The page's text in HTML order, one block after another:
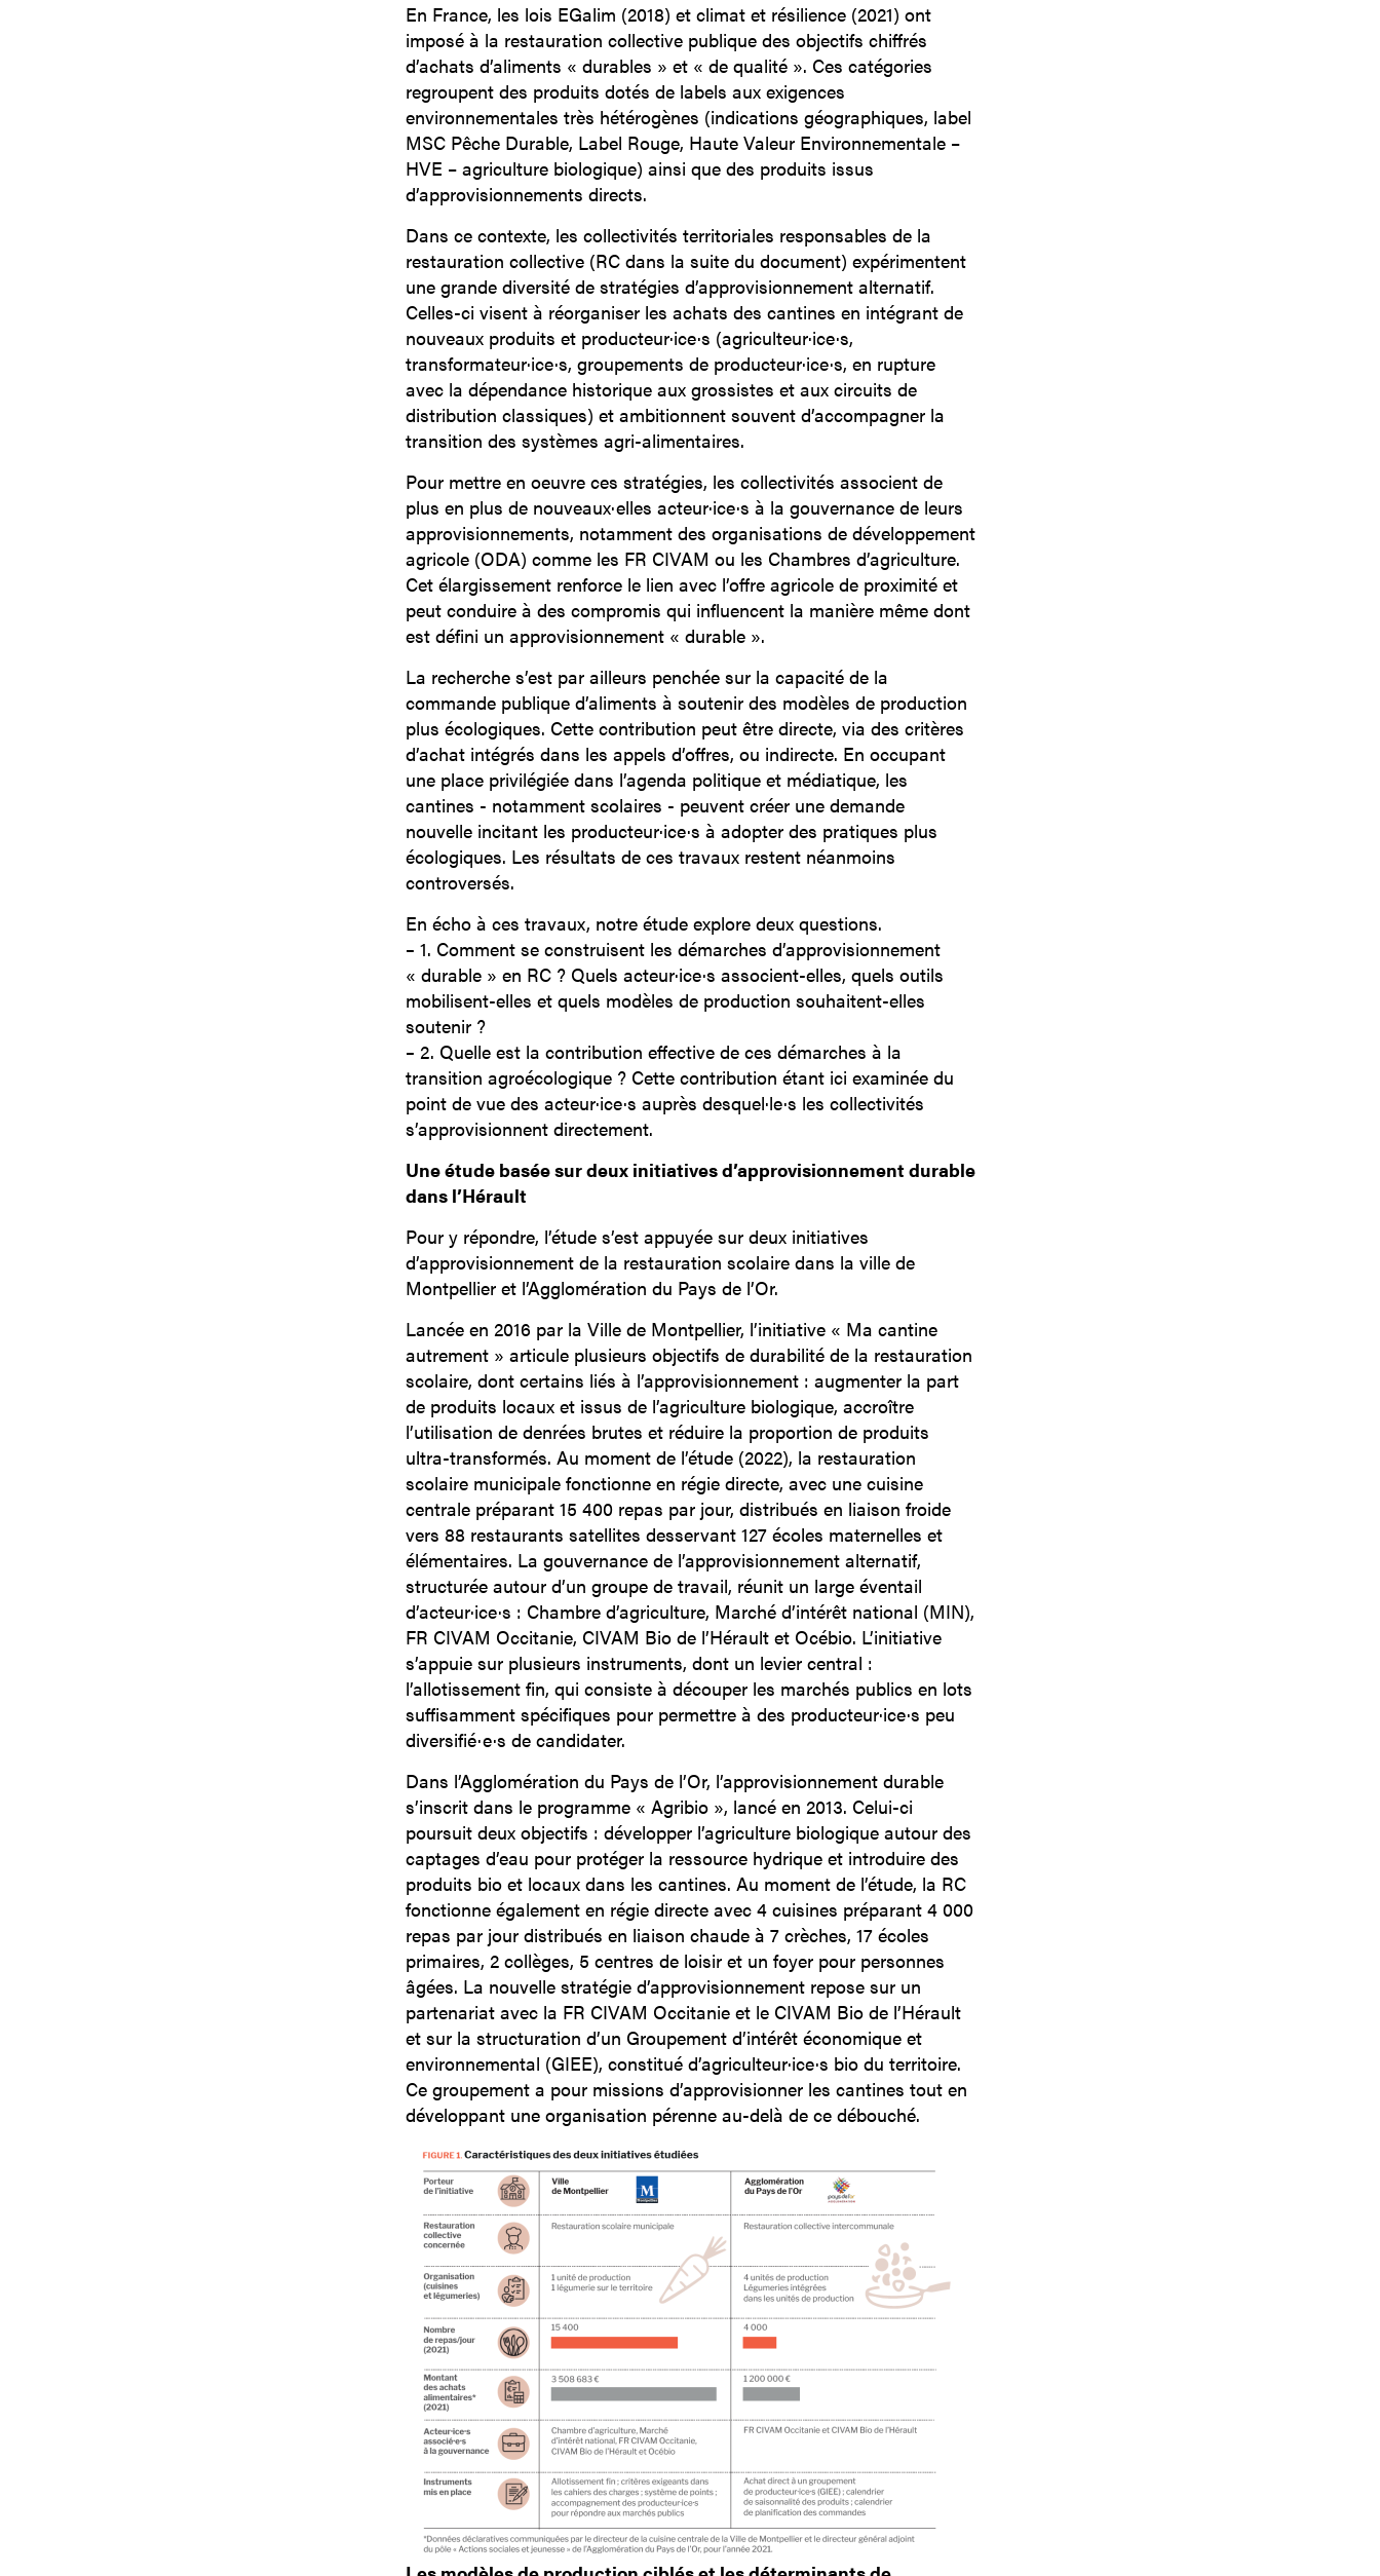
En France, les lois EGalim (2018) et climat et résilience (2021) ont
imposé à la restauration collective publique des objectifs chiffrés
d’achats d’aliments « durables » et « de qualité ». Ces catégories
regroupent des produits dotés de labels aux exigences
environnementales très hétérogènes (indications géographiques, label
MSC Pêche Durable, Label Rouge, Haute Valeur Environnementale –
HVE – agriculture biologique) ainsi que des produits issus
d’approvisionnements directs.
Dans ce contexte, les collectivités territoriales responsables de la
restauration collective (RC dans la suite du document) expérimentent
une grande diversité de stratégies d’approvisionnement alternatif.
Celles-ci visent à réorganiser les achats des cantines en intégrant de
nouveaux produits et producteur·ice·s (agriculteur·ice·s,
transformateur·ice·s, groupements de producteur·ice·s, en rupture
avec la dépendance historique aux grossistes et aux circuits de
distribution classiques) et ambitionnent souvent d’accompagner la
transition des systèmes agri-alimentaires.
Pour mettre en oeuvre ces stratégies, les collectivités associent de
plus en plus de nouveaux·elles acteur·ice·s à la gouvernance de leurs
approvisionnements, notamment des organisations de développement
agricole (ODA) comme les FR CIVAM ou les Chambres d’agriculture.
Cet élargissement renforce le lien avec l’offre agricole de proximité et
peut conduire à des compromis qui influencent la manière même dont
est défini un approvisionnement « durable ».
La recherche s’est par ailleurs penchée sur la capacité de la
commande publique d’aliments à soutenir des modèles de production
plus écologiques. Cette contribution peut être directe, via des critères
d’achat intégrés dans les appels d’offres, ou indirecte. En occupant
une place privilégiée dans l’agenda politique et médiatique, les
cantines - notamment scolaires - peuvent créer une demande
nouvelle incitant les producteur·ice·s à adopter des pratiques plus
écologiques. Les résultats de ces travaux restent néanmoins
controversés.
En écho à ces travaux, notre étude explore deux questions.
– 1. Comment se construisent les démarches d’approvisionnement
« durable » en RC ? Quels acteur·ice·s associent-elles, quels outils
mobilisent-elles et quels modèles de production souhaitent-elles
soutenir ?
– 2. Quelle est la contribution effective de ces démarches à la
transition agroécologique ? Cette contribution étant ici examinée du
point de vue des acteur·ice·s auprès desquel·le·s les collectivités
s’approvisionnent directement.
Une étude basée sur deux initiatives d’approvisionnement durable
dans l’Hérault
Pour y répondre, l’étude s’est appuyée sur deux initiatives
d’approvisionnement de la restauration scolaire dans la ville de
Montpellier et l’Agglomération du Pays de l’Or.
Lancée en 2016 par la Ville de Montpellier, l’initiative « Ma cantine
autrement » articule plusieurs objectifs de durabilité de la restauration
scolaire, dont certains liés à l’approvisionnement : augmenter la part
de produits locaux et issus de l’agriculture biologique, accroître
l’utilisation de denrées brutes et réduire la proportion de produits
ultra-transformés. Au moment de l’étude (2022), la restauration
scolaire municipale fonctionne en régie directe, avec une cuisine
centrale préparant 15 400 repas par jour, distribués en liaison froide
vers 88 restaurants satellites desservant 127 écoles maternelles et
élémentaires. La gouvernance de l’approvisionnement alternatif,
structurée autour d’un groupe de travail, réunit un large éventail
d’acteur·ice·s : Chambre d’agriculture, Marché d’intérêt national (MIN),
FR CIVAM Occitanie, CIVAM Bio de l’Hérault et Océbio. L’initiative
s’appuie sur plusieurs instruments, dont un levier central :
l’allotissement fin, qui consiste à découper les marchés publics en lots
suffisamment spécifiques pour permettre à des producteur·ice·s peu
diversifié·e·s de candidater.
Dans l’Agglomération du Pays de l’Or, l’approvisionnement durable
s’inscrit dans le programme « Agribio », lancé en 2013. Celui-ci
poursuit deux objectifs : développer l’agriculture biologique autour des
captages d’eau pour protéger la ressource hydrique et introduire des
produits bio et locaux dans les cantines. Au moment de l’étude, la RC
fonctionne également en régie directe avec 4 cuisines préparant 4 000
repas par jour distribués en liaison chaude à 7 crèches, 17 écoles
primaires, 2 collèges, 5 centres de loisir et un foyer pour personnes
âgées. La nouvelle stratégie d’approvisionnement repose sur un
partenariat avec la FR CIVAM Occitanie et le CIVAM Bio de l’Hérault
et sur la structuration d’un Groupement d’intérêt économique et
environnemental (GIEE), constitué d’agriculteur·ice·s bio du territoire.
Ce groupement a pour missions d’approvisionner les cantines tout en
développant une organisation pérenne au-delà de ce débouché.